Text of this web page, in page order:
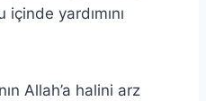
yardımını
Allah’a halini arz